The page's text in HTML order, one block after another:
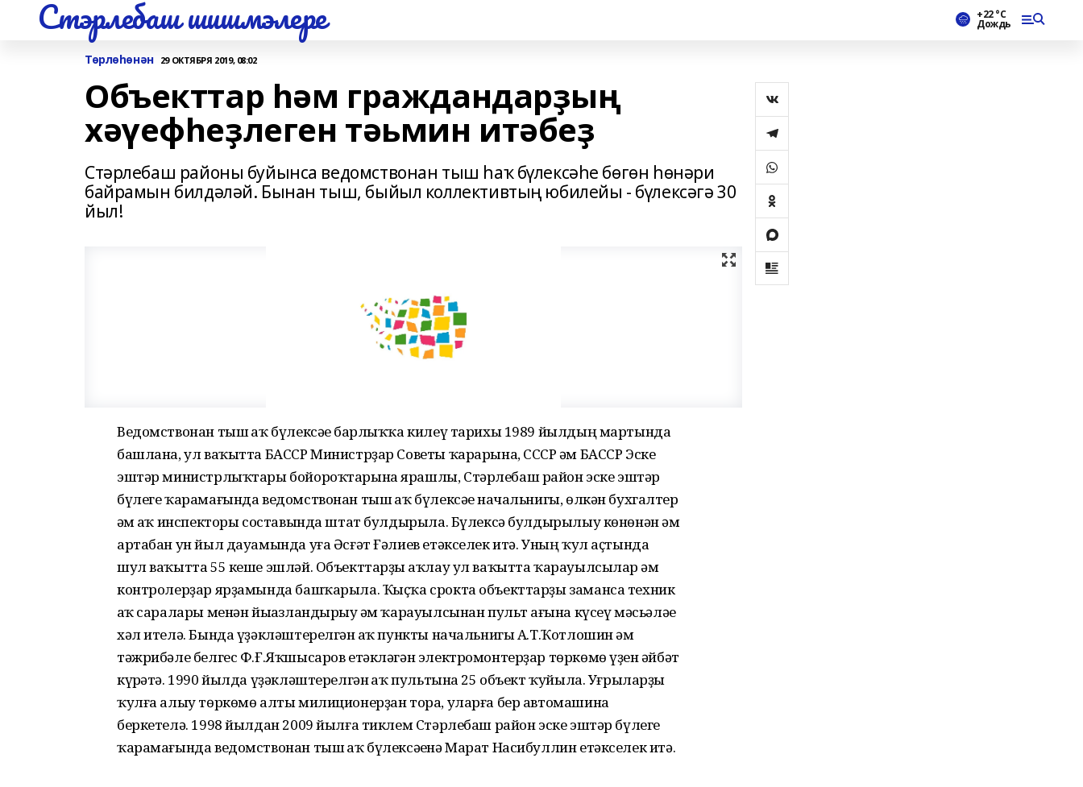
Стэрлебаш шишмэлере +22 °С
Дождь
Төрлөһөнән 29 ОКТЯБРЯ 2019, 08:02
Объекттар һәм граждандарҙың
хәүефһеҙлеген тәьмин итәбеҙ
Стәрлебаш районы буйынса ведомствонан тыш һаҡ бүлексәһе бөгөн һөнәри
байрамын билдәләй. Бынан тыш, быйыл коллективтың юбилейы - бүлексәгә 30
йыл!
Ведомствонан тыш һаҡ бүлексәһе барлыҡҡа килеү тарихы 1989 йылдың мартында
башлана, ул ваҡытта БАССР Министрҙар Советы ҡарарына, СССР һәм БАССР Эске
эштәр министрлыҡтары бойороҡтарына ярашлы, Стәрлебаш район эске эштәр
бүлеге ҡарамағында ведомствонан тыш һаҡ бүлексәһе начальнигы, өлкән бухгалтер
һәм һаҡ инспекторы составында штат булдырыла. Бүлексә булдырылыу көнөнән һәм
артабан ун йыл дауамында уға Әсғәт Ғәлиев етәкселек итә. Уның ҡул аҫтында
шул ваҡытта 55 кеше эшләй. Объекттарҙы һаҡлау ул ваҡытта ҡарауылсылар һәм
контролерҙар ярҙамында башҡарыла. Ҡыҫҡа срокта объекттарҙы заманса техник
һаҡ саралары менән йыһазландырыу һәм ҡарауылсынан пульт һағына күсеү мәсьәләһе
хәл ителә. Бында үҙәкләштерелгән һаҡ пункты начальнигы А.Т.Ҡотлошин һәм
тәжрибәле белгес Ф.Ғ.Яҡшысаров етәкләгән электромонтерҙар төркөмө үҙен һәйбәт
күрһәтә. 1990 йылда үҙәкләштерелгән һаҡ пультына 25 объект ҡуйыла. Уғрыларҙы
ҡулға алыу төркөмө алты милиционерҙан тора, уларға бер автомашина
беркетелә. 1998 йылдан 2009 йылға тиклем Стәрлебаш район эске эштәр бүлеге
ҡарамағында ведомствонан тыш һаҡ бүлексәһенә Марат Насибуллин етәкселек итә.